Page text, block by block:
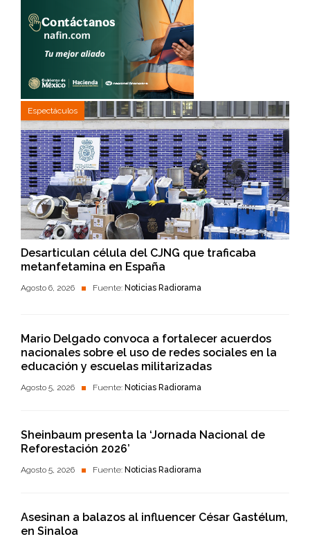
Espectáculos
Desarticulan célula del CJNG que traficaba
metanfetamina en España
Agosto 6, 2026 Fuente: Noticias Radiorama
Mario Delgado convoca a fortalecer acuerdos
nacionales sobre el uso de redes sociales en la
educación y escuelas militarizadas
Agosto 5, 2026 Fuente: Noticias Radiorama
Sheinbaum presenta la ‘Jornada Nacional de
Reforestación 2026’
Agosto 5, 2026 Fuente: Noticias Radiorama
Asesinan a balazos al influencer César Gastélum,
en Sinaloa